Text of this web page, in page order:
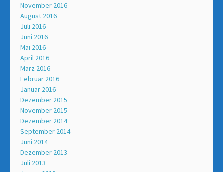
November 2016
August 2016
Juli 2016
Juni 2016
Mai 2016
April 2016
März 2016
Februar 2016
Januar 2016
Dezember 2015
November 2015
Dezember 2014
September 2014
Juni 2014
Dezember 2013
Juli 2013